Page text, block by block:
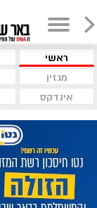
ראשי
מגזין
אינדקס